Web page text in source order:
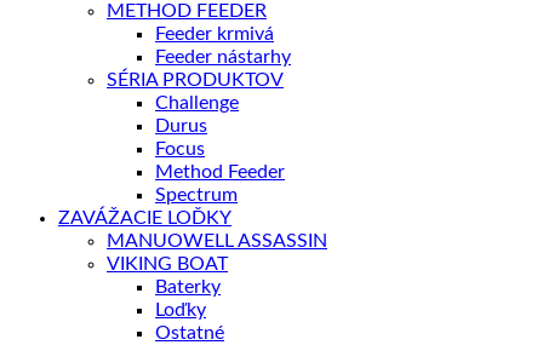
METHOD FEEDER
Feeder krmivá
Feeder nástarhy
SÉRIA PRODUKTOV
Challenge
Durus
Focus
Method Feeder
Spectrum
ZAVÁŽACIE LOĎKY
MANUOWELL ASSASSIN
VIKING BOAT
Baterky
Loďky
Ostatné